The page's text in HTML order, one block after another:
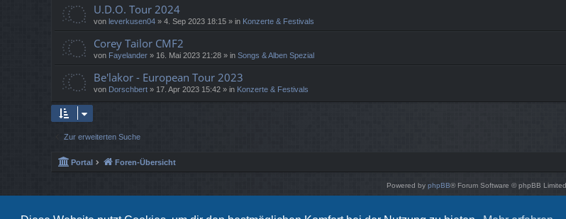
U.D.O. Tour 2024
von leverkusen04 » 4. Sep 2023 18:15 » in Konzerte & Festivals
Corey Tailor CMF2
von Fayelander » 16. Mai 2023 21:28 » in Songs & Alben Spezial
Be'lakor - European Tour 2023
von Dorschbert » 17. Apr 2023 15:42 » in Konzerte & Festivals
Zur erweiterten Suche
Portal Foren-Übersicht
Powered by phpBB® Forum Software © phpBB Limited